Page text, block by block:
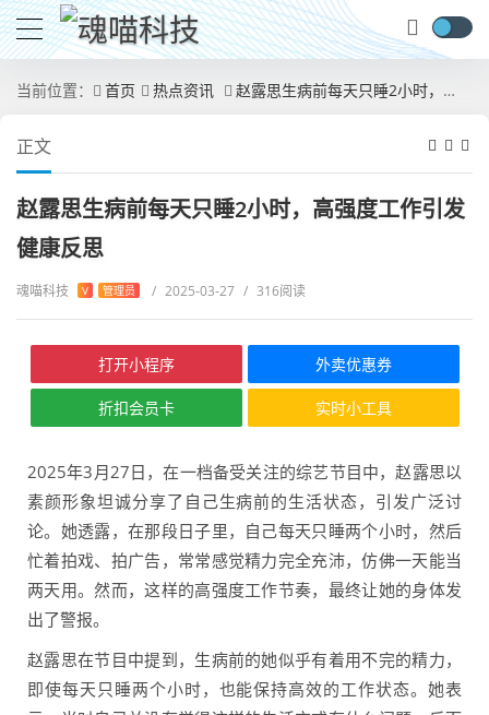
当前位置： 首页 热点资讯 赵露思生病前每天只睡2小时，高强度工作引发健康反思
正文
赵露思生病前每天只睡2小时，高强度工作引发
健康反思
魂喵科技 V 管理员 / 2025-03-27 / 316阅读
打开小程序 外卖优惠券
折扣会员卡 实时小工具
2025年3月27日，在一档备受关注的综艺节目中，赵露思以
素颜形象坦诚分享了自己生病前的生活状态，引发广泛讨
论。她透露，在那段日子里，自己每天只睡两个小时，然后
忙着拍戏、拍广告，常常感觉精力完全充沛，仿佛一天能当
两天用。然而，这样的高强度工作节奏，最终让她的身体发
出了警报。
赵露思在节目中提到，生病前的她似乎有着用不完的精力，
即使每天只睡两个小时，也能保持高效的工作状态。她表